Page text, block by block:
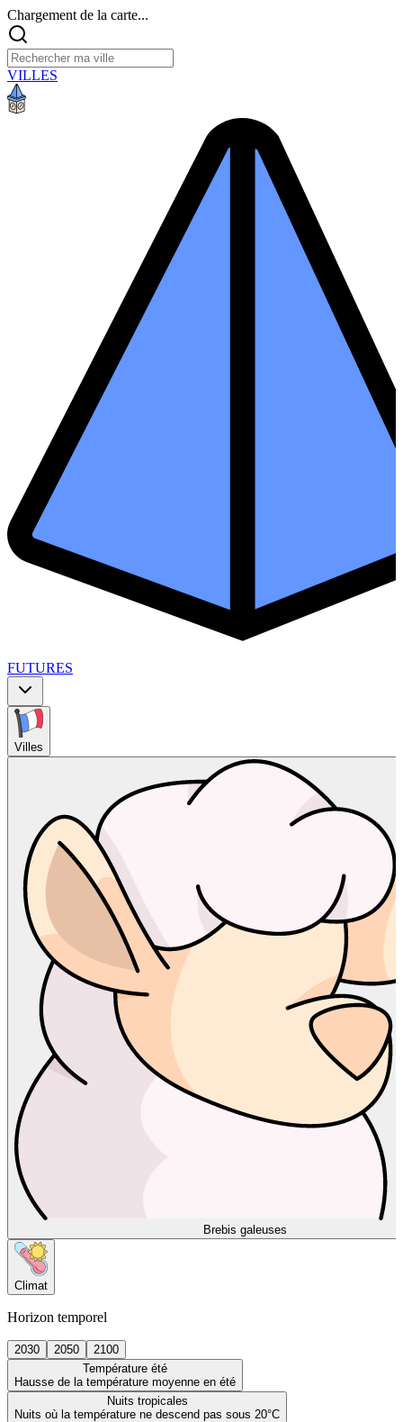
Chargement de la carte...
VILLES
FUTURES
Villes
Brebis galeuses
Climat
Horizon temporel
2030 2050
2100
Température été
Hausse de la température moyenne en été
Nuits tropicales
Nuits où la température ne descend pas sous 20°C